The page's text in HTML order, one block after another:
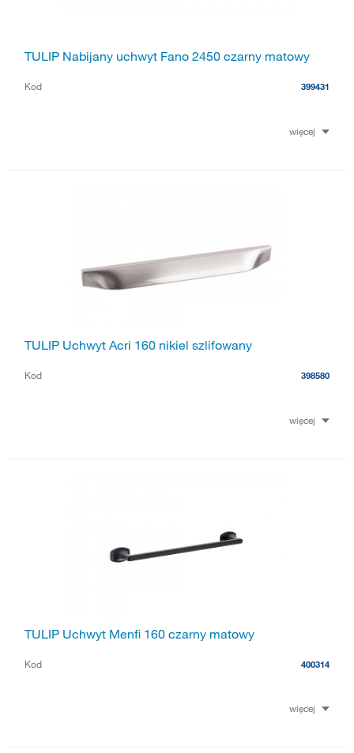
TULIP Nabijany uchwyt Fano 2450 czarny matowy
Kod 399431
więcej
TULIP Uchwyt Acri 160 nikiel szlifowany
Kod 398580
więcej
TULIP Uchwyt Menfi 160 czarny matowy
Kod 400314
więcej